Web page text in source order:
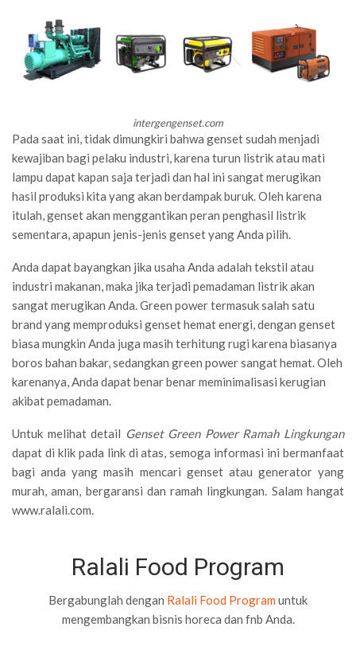
intergengenset.com
Pada saat ini, tidak dimungkiri bahwa genset sudah menjadi
kewajiban bagi pelaku industri, karena turun listrik atau mati
lampu dapat kapan saja terjadi dan hal ini sangat merugikan
hasil produksi kita yang akan berdampak buruk. Oleh karena
itulah, genset akan menggantikan peran penghasil listrik
sementara, apapun jenis-jenis genset yang Anda pilih.
Anda dapat bayangkan jika usaha Anda adalah tekstil atau
industri makanan, maka jika terjadi pemadaman listrik akan
sangat merugikan Anda. Green power termasuk salah satu
brand yang memproduksi genset hemat energi, dengan genset
biasa mungkin Anda juga masih terhitung rugi karena biasanya
boros bahan bakar, sedangkan green power sangat hemat. Oleh
karenanya, Anda dapat benar benar meminimalisasi kerugian
akibat pemadaman.
Untuk melihat detail Genset Green Power Ramah Lingkungan
dapat di klik pada link di atas, semoga informasi ini bermanfaat
bagi anda yang masih mencari genset atau generator yang
murah, aman, bergaransi dan ramah lingkungan. Salam hangat
www.ralali.com.
Ralali Food Program
Bergabunglah dengan Ralali Food Program untuk
mengembangkan bisnis horeca dan fnb Anda.